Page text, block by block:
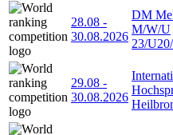
28.08 -
30.08.2026
DM
M/W/U
23/
29.08 -
30.08.2026